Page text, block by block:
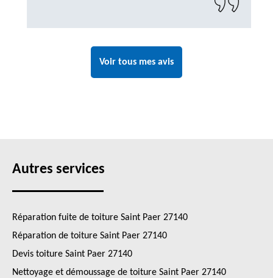
Voir tous mes avis
Autres services
Réparation fuite de toiture Saint Paer 27140
Réparation de toiture Saint Paer 27140
Devis toiture Saint Paer 27140
Nettoyage et démoussage de toiture Saint Paer 27140